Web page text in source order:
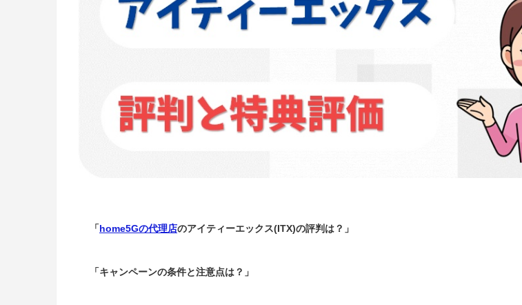
「home5Gの代理店のアイティーエックス(ITX)の評判は？」
「キャンペーンの条件と注意点は？」